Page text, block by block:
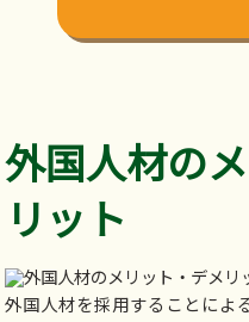
外国人材の
リット
外国人材を採用することによ